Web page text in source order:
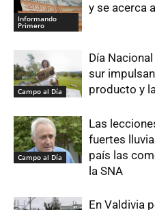
Informando
Primero
y se acerca
Campo al Día
Día
sur
producto y
Campo al Día
Las
fuertes
país las
la SNA
En Valdivia